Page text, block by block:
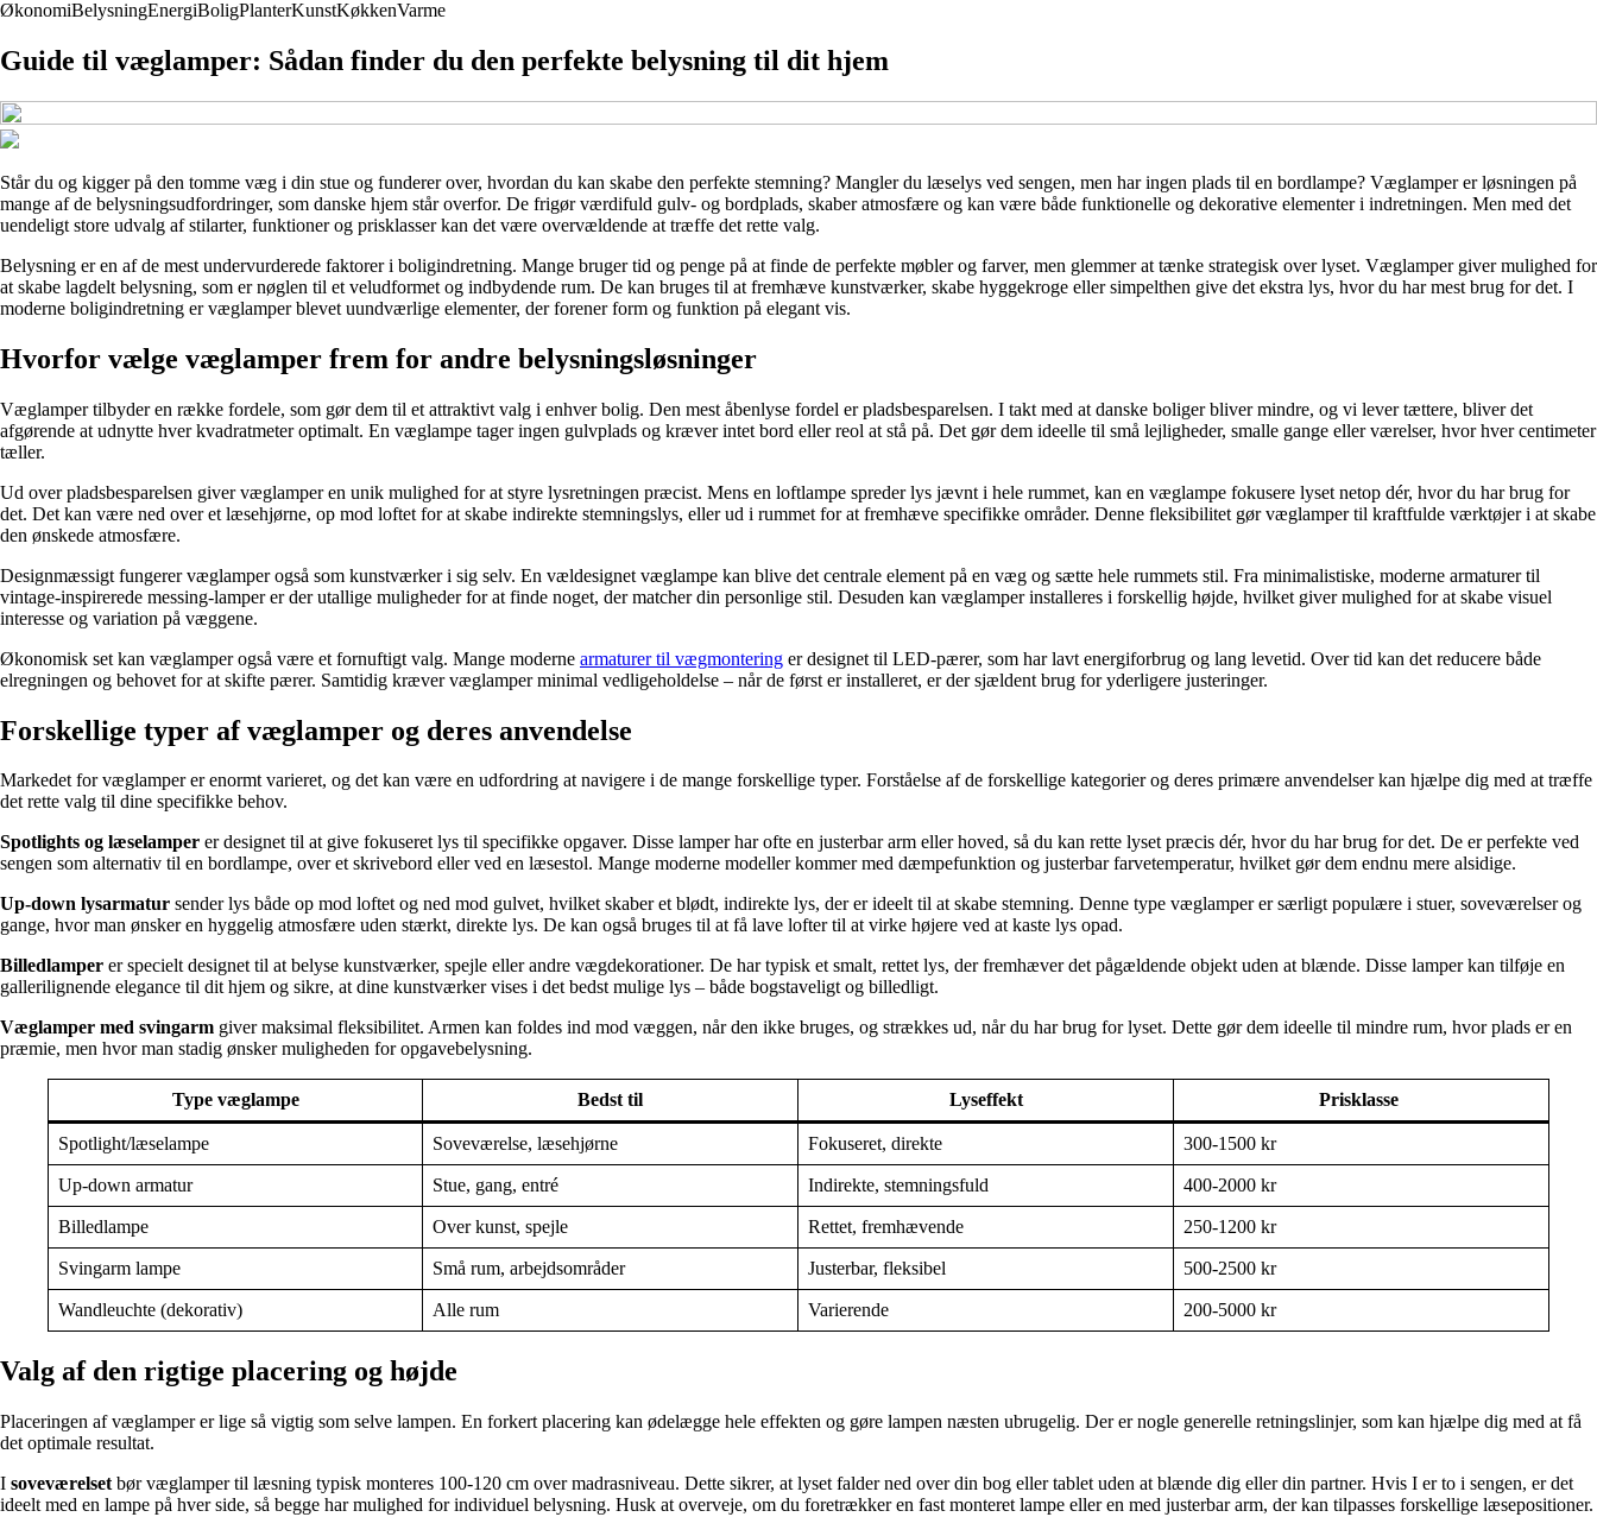
ØkonomiBelysningEnergiBoligPlanterKunstKøkkenVarme
Guide til væglamper: Sådan finder du den perfekte belysning til dit hjem
Står du og kigger på den tomme væg i din stue og funderer over, hvordan du kan skabe den perfekte stemning? Mangler du læselys ved sengen, men har ingen plads til en bordlampe? Væglamper er løsningen på
mange af de belysningsudfordringer, som danske hjem står overfor. De frigør værdifuld gulv- og bordplads, skaber atmosfære og kan være både funktionelle og dekorative elementer i indretningen. Men med det
uendeligt store udvalg af stilarter, funktioner og prisklasser kan det være overvældende at træffe det rette valg.
Belysning er en af de mest undervurderede faktorer i boligindretning. Mange bruger tid og penge på at finde de perfekte møbler og farver, men glemmer at tænke strategisk over lyset. Væglamper giver mulighed for
at skabe lagdelt belysning, som er nøglen til et veludformet og indbydende rum. De kan bruges til at fremhæve kunstværker, skabe hyggekroge eller simpelthen give det ekstra lys, hvor du har mest brug for det. I
moderne boligindretning er væglamper blevet uundværlige elementer, der forener form og funktion på elegant vis.
Hvorfor vælge væglamper frem for andre belysningsløsninger
Væglamper tilbyder en række fordele, som gør dem til et attraktivt valg i enhver bolig. Den mest åbenlyse fordel er pladsbesparelsen. I takt med at danske boliger bliver mindre, og vi lever tættere, bliver det
afgørende at udnytte hver kvadratmeter optimalt. En væglampe tager ingen gulvplads og kræver intet bord eller reol at stå på. Det gør dem ideelle til små lejligheder, smalle gange eller værelser, hvor hver centimeter
tæller.
Ud over pladsbesparelsen giver væglamper en unik mulighed for at styre lysretningen præcist. Mens en loftlampe spreder lys jævnt i hele rummet, kan en væglampe fokusere lyset netop dér, hvor du har brug for
det. Det kan være ned over et læsehjørne, op mod loftet for at skabe indirekte stemningslys, eller ud i rummet for at fremhæve specifikke områder. Denne fleksibilitet gør væglamper til kraftfulde værktøjer i at skabe
den ønskede atmosfære.
Designmæssigt fungerer væglamper også som kunstværker i sig selv. En vældesignet væglampe kan blive det centrale element på en væg og sætte hele rummets stil. Fra minimalistiske, moderne armaturer til
vintage-inspirerede messing-lamper er der utallige muligheder for at finde noget, der matcher din personlige stil. Desuden kan væglamper installeres i forskellig højde, hvilket giver mulighed for at skabe visuel
interesse og variation på væggene.
Økonomisk set kan væglamper også være et fornuftigt valg. Mange moderne armaturer til vægmontering er designet til LED-pærer, som har lavt energiforbrug og lang levetid. Over tid kan det reducere både
elregningen og behovet for at skifte pærer. Samtidig kræver væglamper minimal vedligeholdelse – når de først er installeret, er der sjældent brug for yderligere justeringer.
Forskellige typer af væglamper og deres anvendelse
Markedet for væglamper er enormt varieret, og det kan være en udfordring at navigere i de mange forskellige typer. Forståelse af de forskellige kategorier og deres primære anvendelser kan hjælpe dig med at træffe
det rette valg til dine specifikke behov.
Spotlights og læselamper er designet til at give fokuseret lys til specifikke opgaver. Disse lamper har ofte en justerbar arm eller hoved, så du kan rette lyset præcis dér, hvor du har brug for det. De er perfekte ved
sengen som alternativ til en bordlampe, over et skrivebord eller ved en læsestol. Mange moderne modeller kommer med dæmpefunktion og justerbar farvetemperatur, hvilket gør dem endnu mere alsidige.
Up-down lysarmatur sender lys både op mod loftet og ned mod gulvet, hvilket skaber et blødt, indirekte lys, der er ideelt til at skabe stemning. Denne type væglamper er særligt populære i stuer, soveværelser og
gange, hvor man ønsker en hyggelig atmosfære uden stærkt, direkte lys. De kan også bruges til at få lave lofter til at virke højere ved at kaste lys opad.
Billedlamper er specielt designet til at belyse kunstværker, spejle eller andre vægdekorationer. De har typisk et smalt, rettet lys, der fremhæver det pågældende objekt uden at blænde. Disse lamper kan tilføje en
gallerilignende elegance til dit hjem og sikre, at dine kunstværker vises i det bedst mulige lys – både bogstaveligt og billedligt.
Væglamper med svingarm giver maksimal fleksibilitet. Armen kan foldes ind mod væggen, når den ikke bruges, og strækkes ud, når du har brug for lyset. Dette gør dem ideelle til mindre rum, hvor plads er en
præmie, men hvor man stadig ønsker muligheden for opgavebelysning.
Type væglampe Bedst til Lyseffekt Prisklasse
Spotlight/læselampe Soveværelse, læsehjørne Fokuseret, direkte 300-1500 kr
Up-down armatur Stue, gang, entré Indirekte, stemningsfuld 400-2000 kr
Billedlampe Over kunst, spejle Rettet, fremhævende 250-1200 kr
Svingarm lampe Små rum, arbejdsområder Justerbar, fleksibel 500-2500 kr
Wandleuchte (dekorativ) Alle rum Varierende 200-5000 kr
Valg af den rigtige placering og højde
Placeringen af væglamper er lige så vigtig som selve lampen. En forkert placering kan ødelægge hele effekten og gøre lampen næsten ubrugelig. Der er nogle generelle retningslinjer, som kan hjælpe dig med at få
det optimale resultat.
I soveværelset bør væglamper til læsning typisk monteres 100-120 cm over madrasniveau. Dette sikrer, at lyset falder ned over din bog eller tablet uden at blænde dig eller din partner. Hvis I er to i sengen, er det
ideelt med en lampe på hver side, så begge har mulighed for individuel belysning. Husk at overveje, om du foretrækker en fast monteret lampe eller en med justerbar arm, der kan tilpasses forskellige læsepositioner.